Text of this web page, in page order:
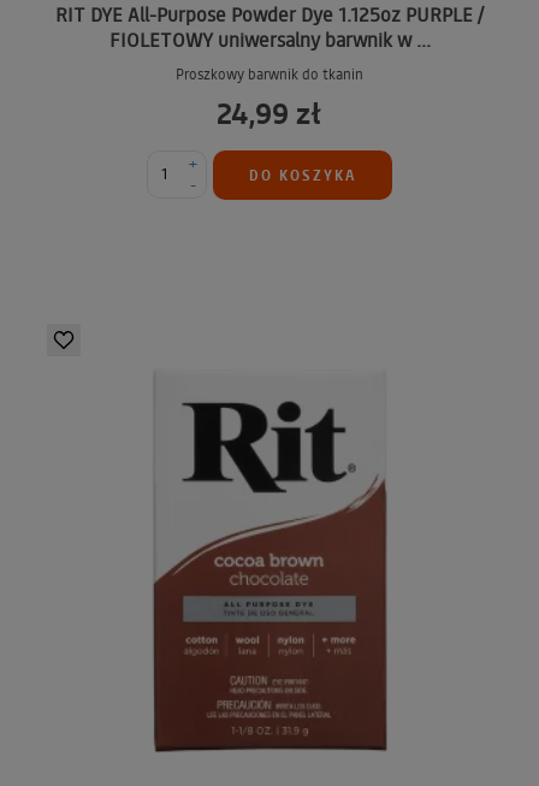
RIT DYE All-Purpose Powder Dye 1.125oz PURPLE /
FIOLETOWY uniwersalny barwnik w ...
Proszkowy barwnik do tkanin
24,99 zł
-
+
DO KOSZYKA